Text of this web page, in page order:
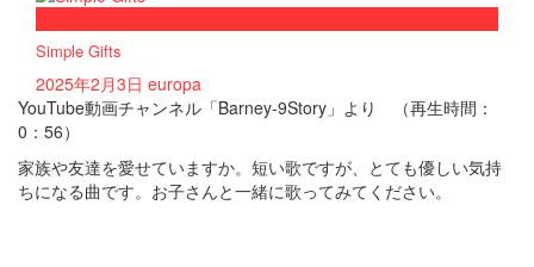
Simple Gifts
2025年2月3日 europa
YouTube動画チャンネル「Barney-9Story」より （再生時間：
0：56）
家族や友達を愛せていますか。短い歌ですが、とても優しい気持
ちになる曲です。お子さんと一緒に歌ってみてください。